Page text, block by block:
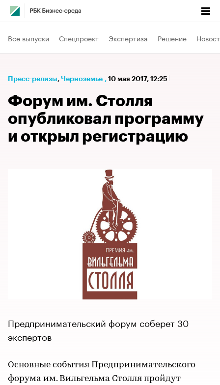
Все выпуски Спецпроект Экспертиза Решение
Пресс-релизы⁠, Черноземье , 10 мая 2017, 12:25
Форум им. Столля
опубликовал программу
и открыл регистрацию
Предпринимательский форум соберет 30
экспертов
Основные события Предпринимательского
форума им. Вильгельма Столля пройдут